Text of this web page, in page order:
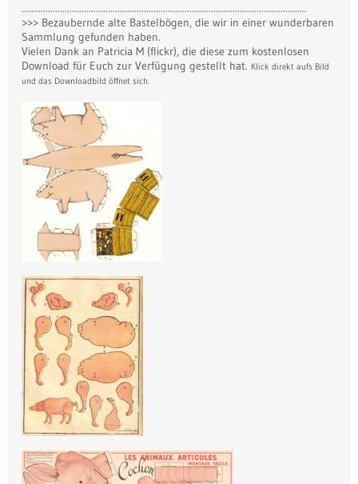
.......................................................................................................................
>>> Bezaubernde alte Bastelbögen, die wir in einer wunderbaren
Sammlung gefunden haben.
Vielen Dank an Patricia M (flickr), die diese zum kostenlosen
Download für Euch zur Verfügung gestellt hat. Klick direkt aufs Bild
und das Downloadbild öffnet sich.